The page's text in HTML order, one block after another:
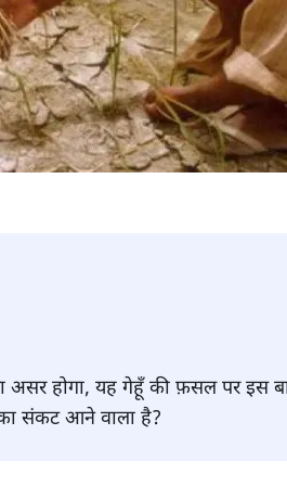
असर होगा, यह गेहूँ की फ़सल पर इस
संकट आने वाला है?